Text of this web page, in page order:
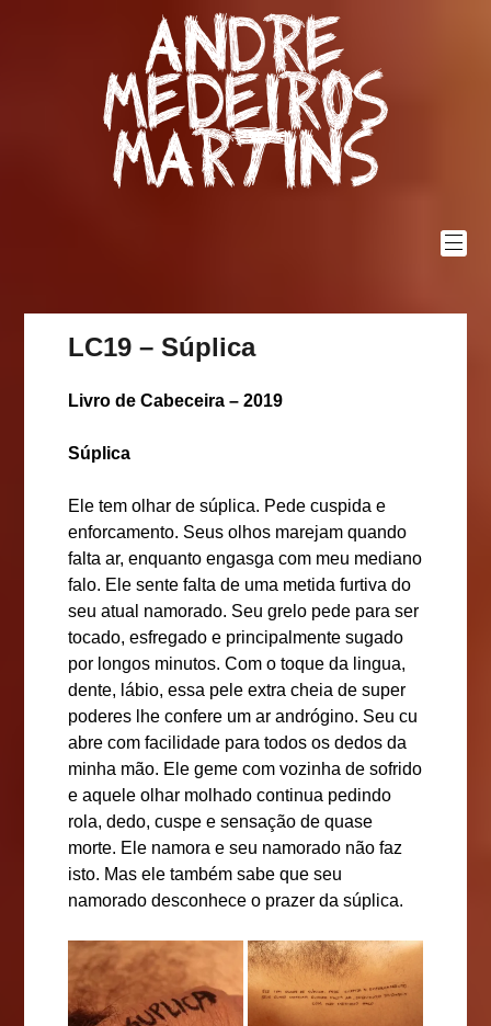
Andre
Medeiros
Martins
LC19 – Súplica
Livro de Cabeceira – 2019
Súplica
Ele tem olhar de súplica. Pede cuspida e
enforcamento. Seus olhos marejam quando
falta ar, enquanto engasga com meu mediano
falo. Ele sente falta de uma metida furtiva do
seu atual namorado. Seu grelo pede para ser
tocado, esfregado e principalmente sugado
por longos minutos. Com o toque da lingua,
dente, lábio, essa pele extra cheia de super
poderes lhe confere um ar andrógino. Seu cu
abre com facilidade para todos os dedos da
minha mão. Ele geme com vozinha de sofrido
e aquele olhar molhado continua pedindo
rola, dedo, cuspe e sensação de quase
morte. Ele namora e seu namorado não faz
isto. Mas ele também sabe que seu
namorado desconhece o prazer da súplica.